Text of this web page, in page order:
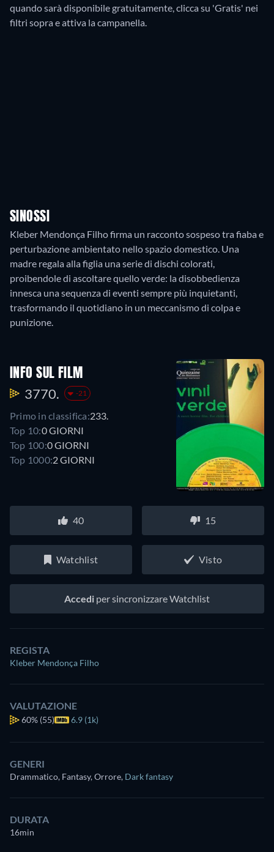
quando sarà disponibile gratuitamente, clicca su 'Gratis' nei
filtri sopra e attiva la campanella.
SINOSSI
Kleber Mendonça Filho firma un racconto sospeso tra fiaba e
perturbazione ambientato nello spazio domestico. Una
madre regala alla figlia una serie di dischi colorati,
proibendole di ascoltare quello verde: la disobbedienza
innesca una sequenza di eventi sempre più inquietanti,
trasformando il quotidiano in un meccanismo di colpa e
punizione.
INFO SUL FILM
3770. -21
Primo in classifica:233.
Top 10:0 GIORNI
Top 100:0 GIORNI
Top 1000:2 GIORNI
40 15
Watchlist Visto
Accedi per sincronizzare Watchlist
REGISTA
Kleber Mendonça Filho
VALUTAZIONE
60% (55) 6.9 (1k)
GENERI
Drammatico, Fantasy, Orrore, Dark fantasy
DURATA
16min